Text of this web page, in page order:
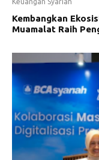
Kembangkan
Muamalat Raih